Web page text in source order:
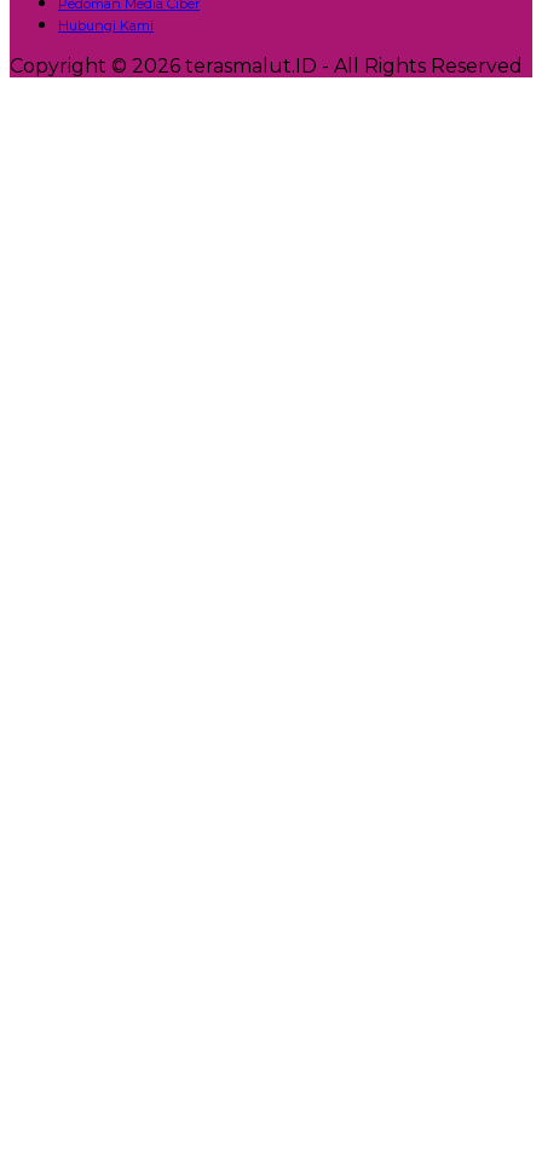
Pedoman Media Ciber
Hubungi Kami
Copyright © 2026 terasmalut.ID - All Rights Reserved